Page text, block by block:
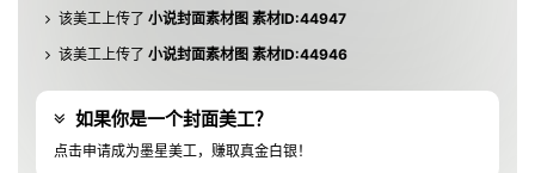
该美工上传了 小说封面素材图 素材ID:44946
该美工上传了 小说封面素材图 素材ID:44945
该美工上传了小说封面素材图 素材ID:44944
该美工上传了小说封面素材图 素材ID:44943
该美工上传了小说封面素材图 素材ID:44942
如果你是一个封面美工？
点击申请成为墨星美工，赚取真金白银！